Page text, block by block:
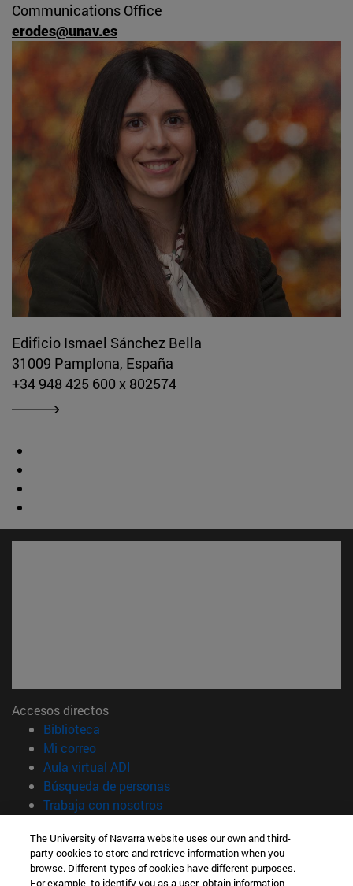
Communications Office
erodes@unav.es
Edificio Ismael Sánchez Bella
31009 Pamplona, España
+34 948 425 600 x 802574
Accesos directos
Biblioteca
Mi correo(abre en nueva ventana)
Aula virtual ADI
Búsqueda de personas(abre en nueva ventana)
Trabaja con nosotros(abre en nueva ventana)
Información
TFNO +34 948 42 56 00
¿QUÉ GRADO TE INTERESA?
The University of Navarra website uses our own and third-
party cookies to store and retrieve information when you
browse. Different types of cookies have different purposes.
For example, to identify you as a user, obtain information